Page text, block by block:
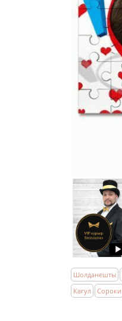
Шолданешты
Кагул
Сороки